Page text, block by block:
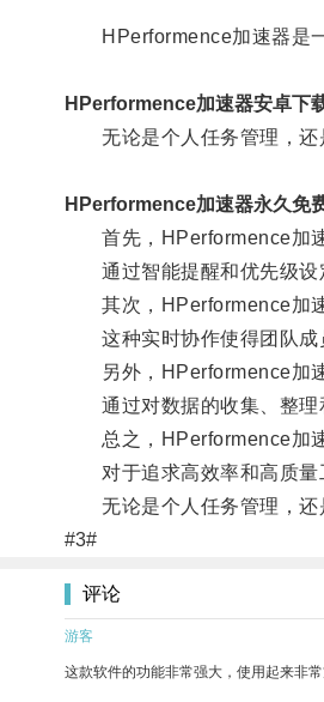
HPerformence加速器是一
HPerformence加速器安卓下
无论是个人任务管理，还
HPerformence加速器永久免
首先，HPerformence加速
通过智能提醒和优先级设
其次，HPerformence加速
这种实时协作使得团队成
另外，HPerformence加速
通过对数据的收集、整理
总之，HPerformence加速
对于追求高效率和高质量
无论是个人任务管理，还
#3#
评论
游客
这款软件的功能非常强大，使用起来非常